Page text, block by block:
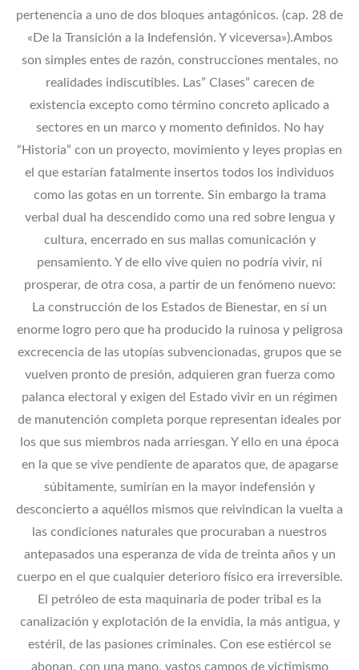
pertenencia a uno de dos bloques antagónicos. (cap. 28 de
«De la Transición a la Indefensión. Y viceversa»).Ambos
son simples entes de razón, construcciones mentales, no
realidades indiscutibles. Las” Clases” carecen de
existencia excepto como término concreto aplicado a
sectores en un marco y momento definidos. No hay
“Historia” con un proyecto, movimiento y leyes propias en
el que estarían fatalmente insertos todos los individuos
como las gotas en un torrente. Sin embargo la trama
verbal dual ha descendido como una red sobre lengua y
cultura, encerrado en sus mallas comunicación y
pensamiento. Y de ello vive quien no podría vivir, ni
prosperar, de otra cosa, a partir de un fenómeno nuevo:
La construcción de los Estados de Bienestar, en sí un
enorme logro pero que ha producido la ruinosa y peligrosa
excrecencia de las utopías subvencionadas, grupos que se
vuelven pronto de presión, adquieren gran fuerza como
palanca electoral y exigen del Estado vivir en un régimen
de manutención completa porque representan ideales por
los que sus miembros nada arriesgan. Y ello en una época
en la que se vive pendiente de aparatos que, de apagarse
súbitamente, sumirían en la mayor indefensión y
desconcierto a aquéllos mismos que reivindican la vuelta a
las condiciones naturales que procuraban a nuestros
antepasados una esperanza de vida de treinta años y un
cuerpo en el que cualquier deterioro físico era irreversible.
El petróleo de esta maquinaria de poder tribal es la
canalización y explotación de la envidia, la más antigua, y
estéril, de las pasiones criminales. Con ese estiércol se
abonan, con una mano, vastos campos de victimismo